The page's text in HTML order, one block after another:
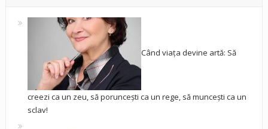
Când viața devine artă: Să
creezi ca un zeu, să poruncești ca un rege, să muncești ca un
sclav!